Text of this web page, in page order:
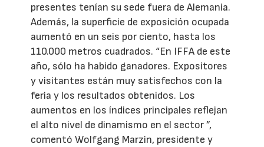
presentes tenían su sede fuera de Alemania.
Además, la superficie de exposición ocupada
aumentó en un seis por ciento, hasta los
110.000 metros cuadrados. “En IFFA de este
año, sólo ha habido ganadores. Expositores
y visitantes están muy satisfechos con la
feria y los resultados obtenidos. Los
aumentos en los índices principales reflejan
el alto nivel de dinamismo en el sector ”,
comentó Wolfgang Marzin, presidente y